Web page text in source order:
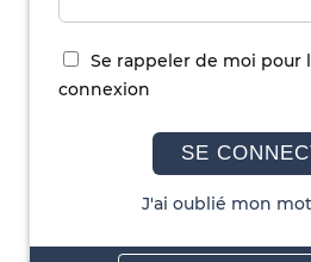
Se rappeler de moi pour
connexion
SE
J'ai oublié mon